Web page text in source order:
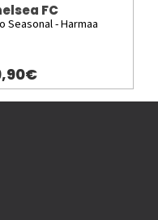
FC
Seasonal - Harmaa